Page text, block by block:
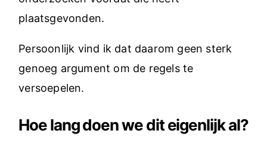
plaatsgevonden.
Persoonlijk vind ik dat daarom geen sterk
genoeg argument om de regels te
versoepelen.
Hoe lang doen we dit eigenlijk al?